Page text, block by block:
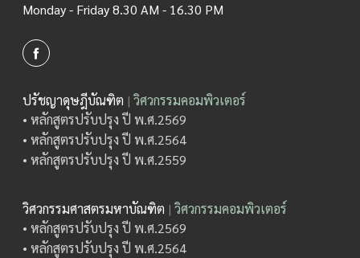
Monday - Friday 8.30 AM - 16.30 PM
ปรัชญาดุษฎีบัณฑิต | วิศวกรรมคอมพิวเตอร์
• หลักสูตรปรับปรุง ปี พ.ศ.2569
• หลักสูตรปรับปรุง ปี พ.ศ.2564
• หลักสูตรปรับปรุง ปี พ.ศ.2559
วิศวกรรมศาสตรมหาบัณฑิต | วิศวกรรมคอมพิวเตอร์
• หลักสูตรปรับปรุง ปี พ.ศ.2569
• หลักสูตรปรับปรุง ปี พ.ศ.2564